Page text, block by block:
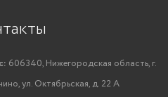
606340, Нижегородская область, г.
ул. Октябрьская, д. 22 А